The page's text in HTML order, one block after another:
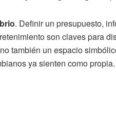
. Definir un presupuesto,
son claves para
también un espacio
ya sienten como propia.